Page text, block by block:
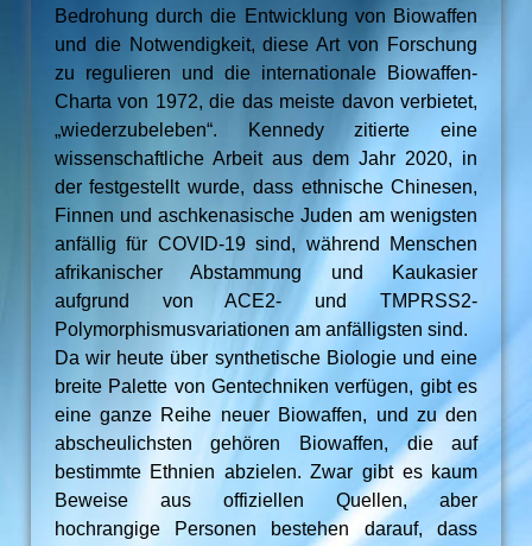
Bedrohung durch die Entwicklung von Biowaffen
und die Notwendigkeit, diese Art von Forschung
zu regulieren und die internationale Biowaffen-
Charta von 1972, die das meiste davon verbietet,
„wiederzubeleben“. Kennedy zitierte eine
wissenschaftliche Arbeit aus dem Jahr 2020, in
der festgestellt wurde, dass ethnische Chinesen,
Finnen und aschkenasische Juden am wenigsten
anfällig für COVID-19 sind, während Menschen
afrikanischer Abstammung und Kaukasier
aufgrund von ACE2- und TMPRSS2-
Polymorphismusvariationen am anfälligsten sind.
Da wir heute über synthetische Biologie und eine
breite Palette von Gentechniken verfügen, gibt es
eine ganze Reihe neuer Biowaffen, und zu den
abscheulichsten gehören Biowaffen, die auf
bestimmte Ethnien abzielen. Zwar gibt es kaum
Beweise aus offiziellen Quellen, aber
hochrangige Personen bestehen darauf, dass